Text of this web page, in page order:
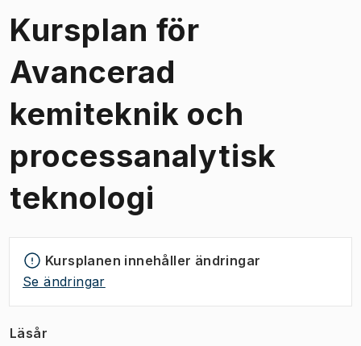
Kursplan för
Avancerad
kemiteknik och
processanalytisk
teknologi
Kursplanen innehåller ändringar
Se ändringar
Läsår